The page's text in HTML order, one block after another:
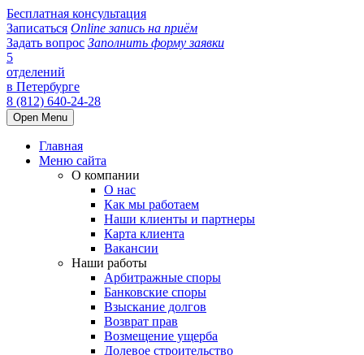
Бесплатная консультация
Записаться Online запись на приём
Задать вопрос Заполнить форму заявки
5
отделений
в Петербурге
8 (812) 640-24-28
Open Menu
Главная
Меню сайта
О компании
О нас
Как мы работаем
Наши клиенты и партнеры
Карта клиента
Вакансии
Наши работы
Арбитражные споры
Банковские споры
Взыскание долгов
Возврат прав
Возмещение ущерба
Долевое строительство